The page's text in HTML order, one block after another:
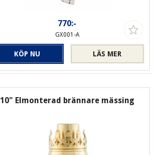
770:-
GX001-A
LÄS MER
KÖP NU
10" Elmonterad brännare mässing